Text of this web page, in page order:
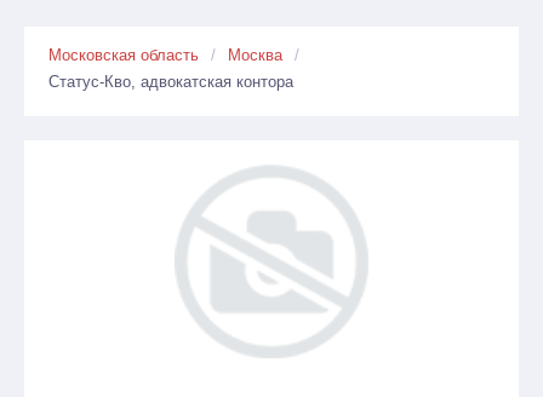
Московская область
Москва
Статус-Кво, адвокатская контора